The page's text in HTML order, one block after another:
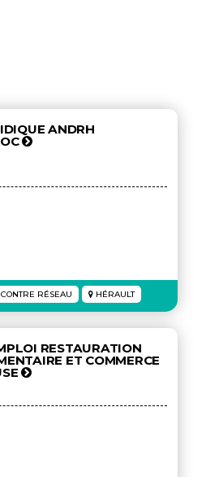
ANDRH
RÉSEAU HÉRAULT
RESTAURATION
ET COMMERCE